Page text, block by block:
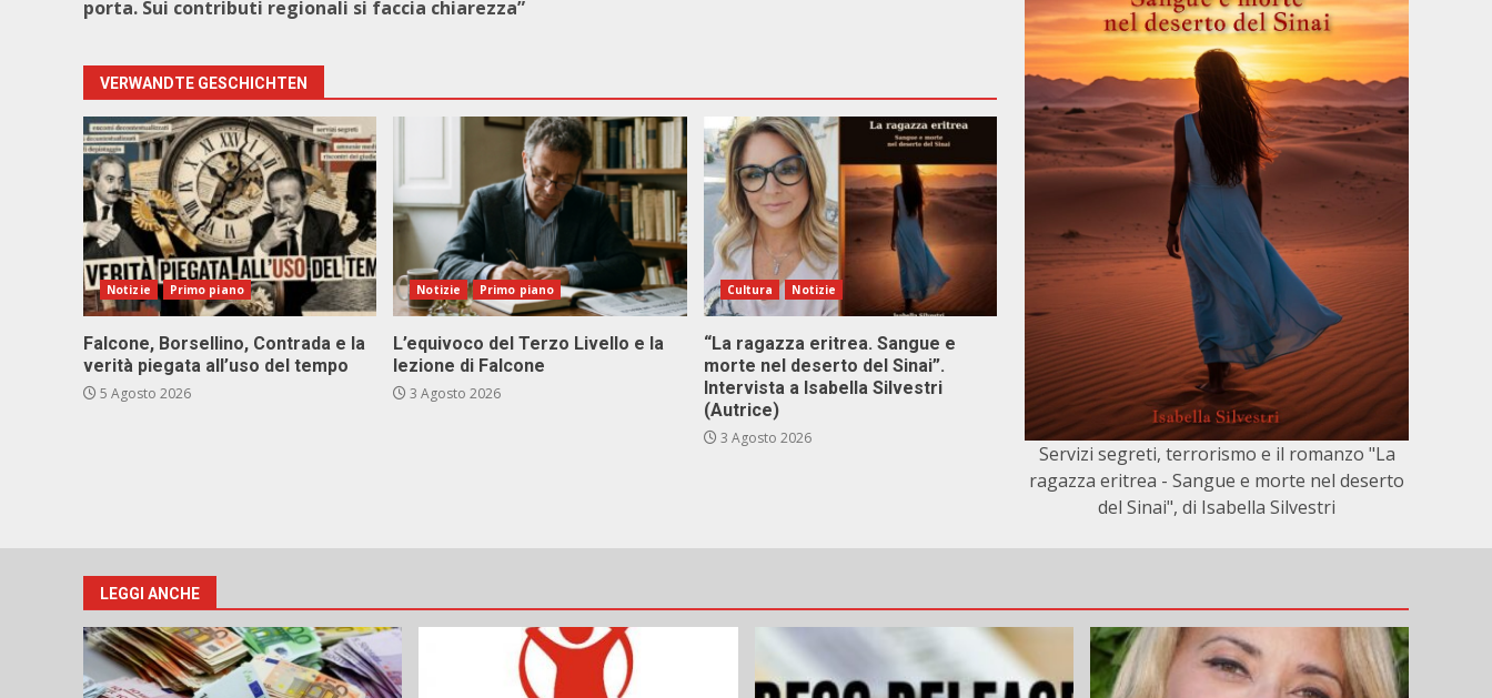
porta. Sui contributi regionali si faccia chiarezza”
VERWANDTE GESCHICHTEN
Notizie Primo piano
Falcone, Borsellino, Contrada e la
verità piegata all’uso del tempo
5 Agosto 2026
Notizie Primo piano
L’equivoco del Terzo Livello e la
lezione di Falcone
3 Agosto 2026
Cultura Notizie
“La ragazza eritrea. Sangue e
morte nel deserto del Sinai”.
Intervista a Isabella Silvestri
(Autrice)
3 Agosto 2026
Servizi segreti, terrorismo e il romanzo "La
ragazza eritrea - Sangue e morte nel deserto
del Sinai", di Isabella Silvestri
LEGGI ANCHE